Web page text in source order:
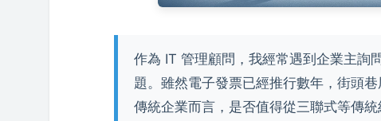
作為 IT 管理顧問，我經常遇到企業主詢
題。雖然電子發票已經推行數年，街頭
傳統企業而言，是否值得從三聯式等傳